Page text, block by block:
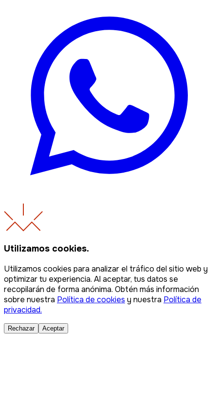
Utilizamos cookies.
Utilizamos cookies para analizar el tráfico del sitio web y
optimizar tu experiencia. Al aceptar, tus datos se
recopilarán de forma anónima. Obtén más información
sobre nuestra Política de cookies y nuestra Política de
privacidad.
Rechazar Aceptar